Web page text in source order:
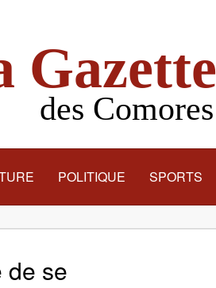
Gazette
des Comores
POLITIQUE SPORTS
de se